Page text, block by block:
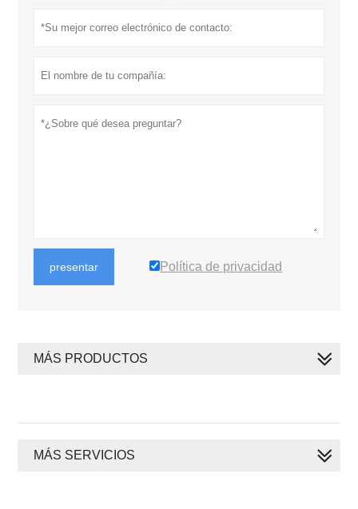
presentar Política de privacidad
MÁS PRODUCTOS
MÁS SERVICIOS